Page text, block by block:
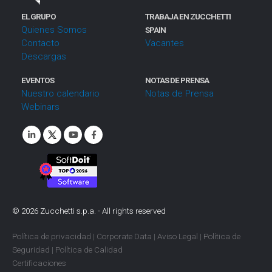
EL GRUPO
Quienes Somos
Contacto
Descargas
TRABAJA EN ZUCCHETTI
SPAIN
Vacantes
EVENTOS
Nuestro calendario
Webinars
NOTAS DE PRENSA
Notas de Prensa
© 2026 Zucchetti s.p.a. - All rights reserved
Política de privacidad | Corporate Data | Aviso Legal | Política de
Seguridad | Política de Calidad
Certificaciones